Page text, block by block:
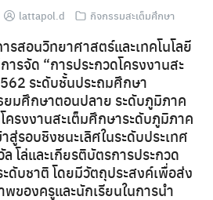
lattapol.d กิจกรรมสะเต็มศึกษา
สอนวิทยาศาสตร์และเทคโนโลยี
รจัด “การประกวดโครงงานสะ
ระดับชั้นประถมศึกษา
มศึกษาตอนปลาย ระดับภูมิภาค
ครงงานสะเต็มศึกษาระดับภูมิภาค
สู่รอบชิงชนะเลิศในระดับประเทศ
โล่และเกียรติบัตรการประกวด
ดับชาติ โดยมีวัตถุประสงค์เพื่อส่ง
ของครูและนักเรียนในการนำ